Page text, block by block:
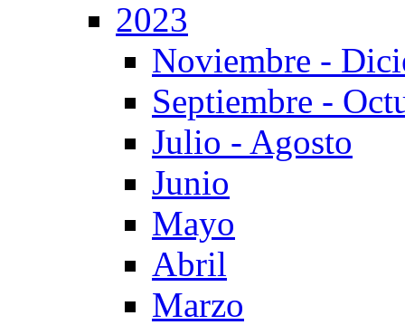
2023
Noviembre -
Septiembre -
Julio - Agosto
Junio
Mayo
Abril
Marzo